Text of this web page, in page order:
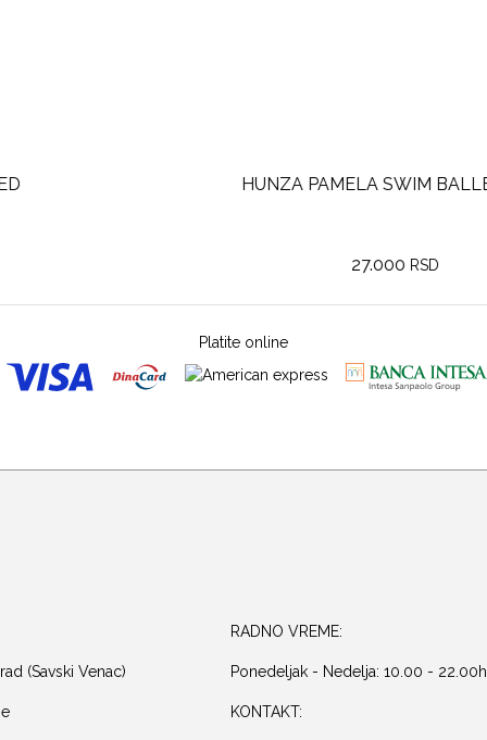
HUNZA PAMELA SWIM BALLET PINK
Platite online
(Savski Venac)
RADNO VREME:
Ponedeljak - Nedelja: 10.00 - 22.00h
KONTAKT: